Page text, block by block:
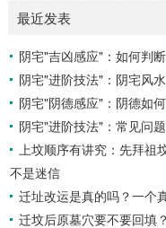
你需要：一
干日支。第
步必须精准。
最近发表
阴宅"吉凶感应"：如何判
阴宅"进阶技法"：阴宅风
阴宅"阴德感应"：阴德如
阴宅"进阶技法"：常见问
上坟顺序有讲究：先拜
不是迷信
迁址改运是真的吗？一个
迁坟后原墓穴要不要回填